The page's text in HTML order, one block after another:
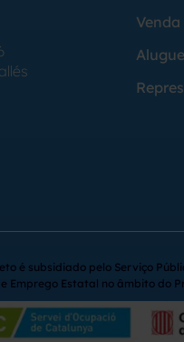
é subsidiado pelo Serviço
Emprego Estatal no âmbito do